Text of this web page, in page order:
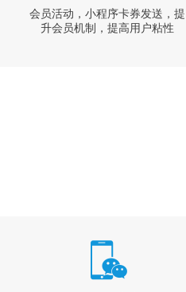
会员活动，小程序卡券发送，提
升会员机制，提高用户粘性